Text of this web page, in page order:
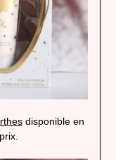
disponible en